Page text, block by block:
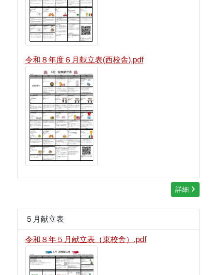
令和８年度６月献立表(西校舎).pdf
詳細
５月献立表
令和８年５月献立表（東校舎）.pdf